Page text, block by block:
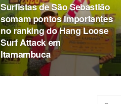
Surfistas de São Sebastião
somam pontos importantes
no ranking do Hang Loose
Surf Attack em
Itamambuca